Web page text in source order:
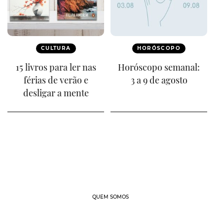
CULTURA
15 livros para ler nas
férias de verão e
desligar a mente
HORÓSCOPO
Horóscopo semanal:
3 a 9 de agosto
QUEM SOMOS